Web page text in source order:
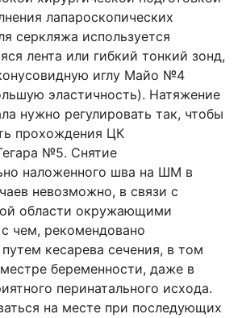
лапароскопических
серкляжа используется
лента или гибкий тонкий зонд,
иглу Майо №4
эластичность). Натяжение
нужно регулировать так, чтобы
прохождения ЦК
№5. Снятие
наложенного шва на ШМ в
невозможно, в связи с
области окружающими
чем, рекомендовано
кесарева сечения, в том
беременности, даже в
перинатального исхода.
на месте при последующих